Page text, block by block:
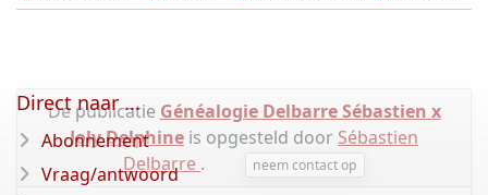
De publicatie Généalogie Delbarre Sébastien x
Joly Delphine is opgesteld door Sébastien
Delbarre . neem contact op
Direct naar ...
Abonnement
Vraag/antwoord